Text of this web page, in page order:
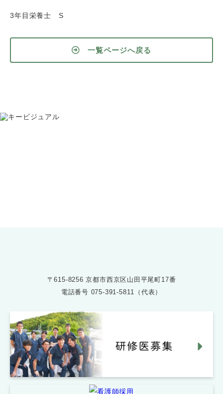
3年目栄養士 S
一覧ページへ戻る
〒615-8256 京都市西京区山田平尾町17番
電話番号 075-391-5811（代表）